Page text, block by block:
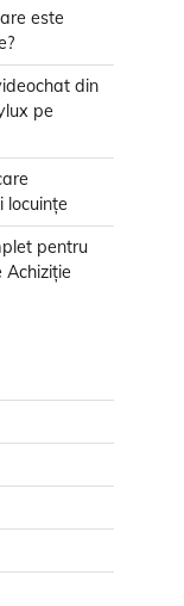
este
din
pe
locuințe
pentru